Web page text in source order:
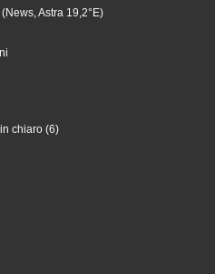
Astra 19,2°E)
chiaro (6)